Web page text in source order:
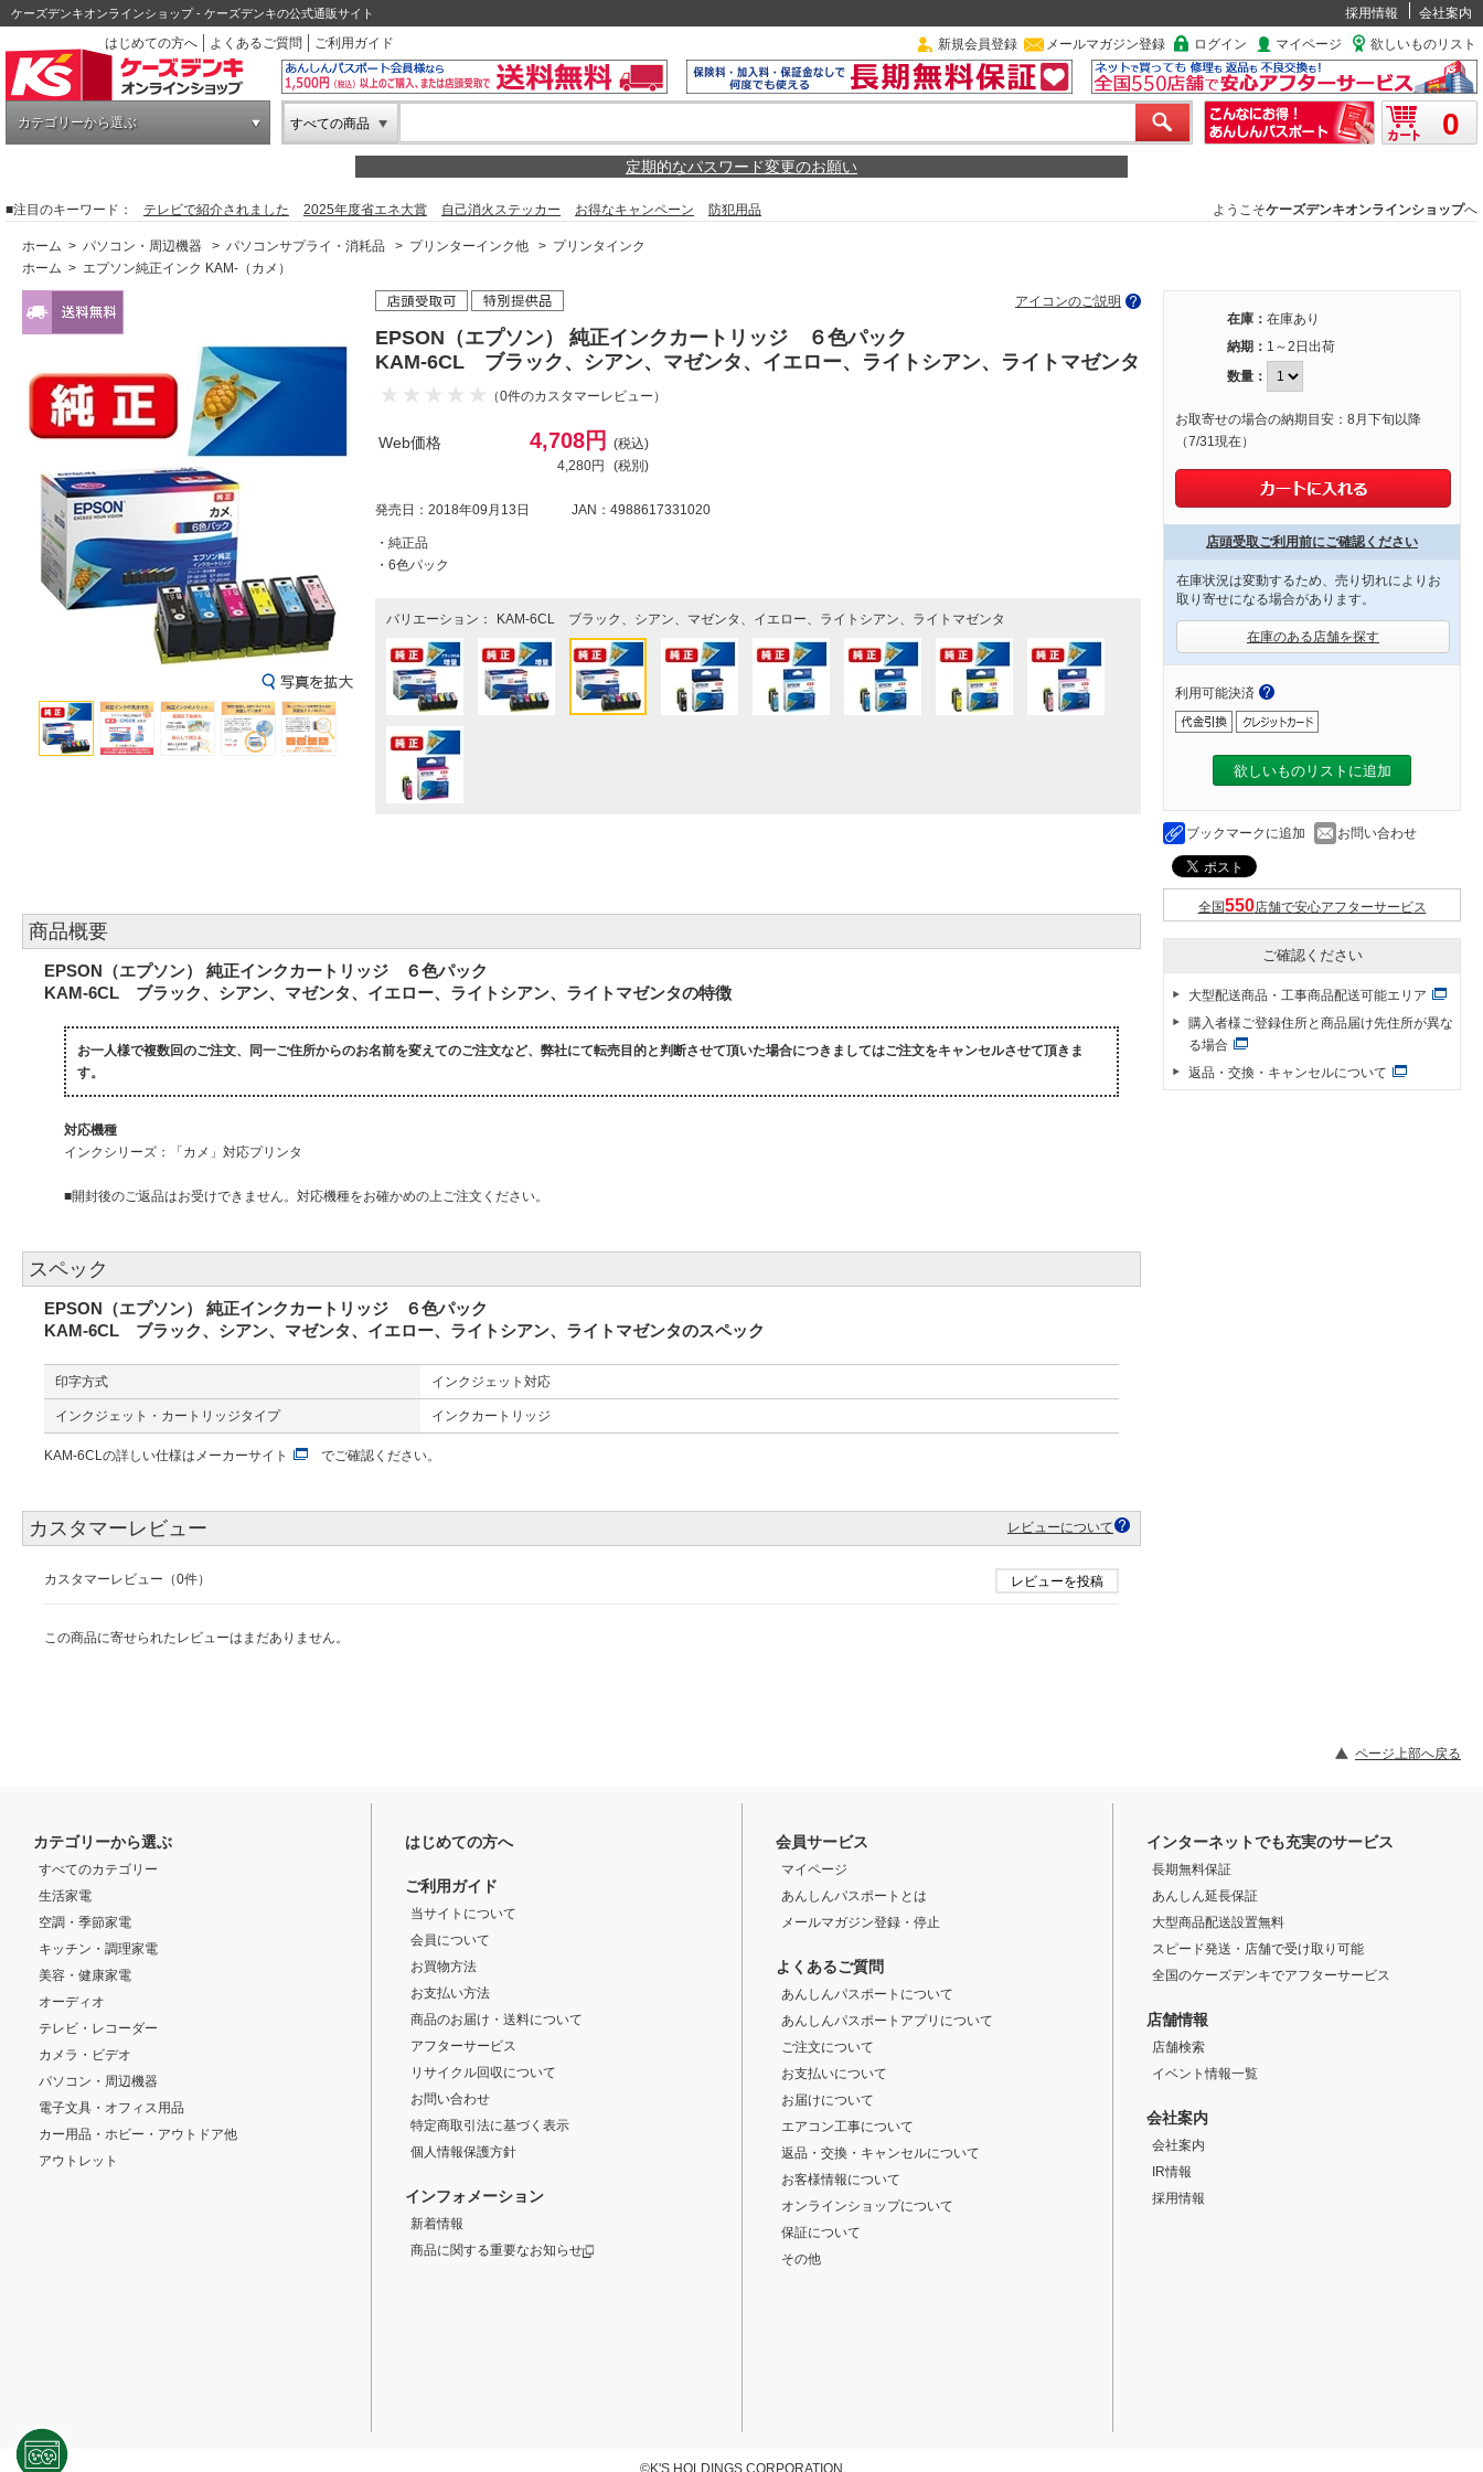
ケーズデンキオンラインショップ - ケーズデンキの公式通販サイト 採用情報
会社案内
はじめての方へ
よくあるご質問 ご利用ガイド 新規会員登録 メールマガジン登録 ログイン マイページ 欲しいものリスト
カテゴリーから選ぶ すべての商品 0
定期的なパスワード変更のお願い
■注目のキーワード： テレビで紹介されました 2025年度省エネ大賞 自己消火ステッカー お得なキャンペーン 防犯用品 ようこそケーズデンキオンラインショップへ
ホーム > パソコン・周辺機器 > パソコンサプライ・消耗品 > プリンターインク他 > プリンタインク
ホーム > エプソン純正インク KAM-（カメ）
アイコンのご説明
EPSON（エプソン） 純正インクカートリッジ ６色パック
KAM-6CL ブラック、シアン、マゼンタ、イエロー、ライトシアン、ライトマゼンタ
（0件のカスタマーレビュー）
Web価格 4,708円
(税込)
4,280円
(税別)
発売日：2018年09月13日 JAN：4988617331020
・純正品
・6色パック
バリエーション： KAM-6CL ブラック、シアン、マゼンタ、イエロー、ライトシアン、ライトマゼンタ
商品概要
EPSON（エプソン） 純正インクカートリッジ ６色パック
KAM-6CL ブラック、シアン、マゼンタ、イエロー、ライトシアン、ライトマゼンタの特徴
お一人様で複数回のご注文、同一ご住所からのお名前を変えてのご注文など、弊社にて転売目的と判断させて頂いた場合につきましてはご注文をキャンセルさせて頂きま
す。
対応機種
インクシリーズ：「カメ」対応プリンタ
■開封後のご返品はお受けできません。対応機種をお確かめの上ご注文ください。
スペック
EPSON（エプソン） 純正インクカートリッジ ６色パック
KAM-6CL ブラック、シアン、マゼンタ、イエロー、ライトシアン、ライトマゼンタのスペック
印字方式 インクジェット対応
インクジェット・カートリッジタイプ インクカートリッジ
KAM-6CLの詳しい仕様は メーカーサイト でご確認ください。
カスタマーレビュー レビューについて
カスタマーレビュー（0件） レビューを投稿
この商品に寄せられたレビューはまだありません。
在庫： 在庫あり
納期： 1～2日出荷
数量：
お取寄せの場合の納期目安：8月下旬以降
（7/31現在）
店頭受取ご利用前にご確認ください
在庫状況は変動するため、売り切れによりお
取り寄せになる場合があります。
在庫のある店舗を探す
利用可能決済
欲しいものリストに追加
ブックマークに追加 お問い合わせ
全国 店舗で安心アフターサービス
ご確認ください
大型配送商品・工事商品配送可能エリア
購入者様ご登録住所と商品届け先住所が異な
る場合
返品・交換・キャンセルについて
ページ上部へ戻る
カテゴリーから選ぶ
すべてのカテゴリー
生活家電
空調・季節家電
キッチン・調理家電
美容・健康家電
オーディオ
テレビ・レコーダー
カメラ・ビデオ
パソコン・周辺機器
電子文具・オフィス用品
カー用品・ホビー・アウトドア他
アウトレット
はじめての方へ
ご利用ガイド
当サイトについて
会員について
お買物方法
お支払い方法
商品のお届け・送料について
アフターサービス
リサイクル回収について
お問い合わせ
特定商取引法に基づく表示
個人情報保護方針
インフォメーション
新着情報
商品に関する重要なお知らせ
会員サービス
マイページ
あんしんパスポートとは
メールマガジン登録・停止
よくあるご質問
あんしんパスポートについて
あんしんパスポートアプリについて
ご注文について
お支払いについて
お届けについて
エアコン工事について
返品・交換・キャンセルについて
お客様情報について
オンラインショップについて
保証について
その他
インターネットでも充実のサービス
長期無料保証
あんしん延長保証
大型商品配送設置無料
スピード発送・店舗で受け取り可能
全国のケーズデンキでアフターサービス
店舗情報
店舗検索
イベント情報一覧
会社案内
会社案内
IR情報
採用情報
©K'S HOLDINGS CORPORATION